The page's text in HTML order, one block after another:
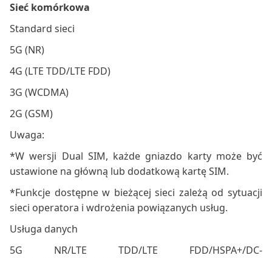
Sieć komórkowa
Standard sieci
5G (NR)
4G (LTE TDD/LTE FDD)
3G (WCDMA)
2G (GSM)
Uwaga:
*W wersji Dual SIM, każde gniazdo karty może być
ustawione na główną lub dodatkową kartę SIM.
*Funkcje dostępne w bieżącej sieci zależą od sytuacji
sieci operatora i wdrożenia powiązanych usług.
Usługa danych
5G NR/LTE TDD/LTE FDD/HSPA+/DC-